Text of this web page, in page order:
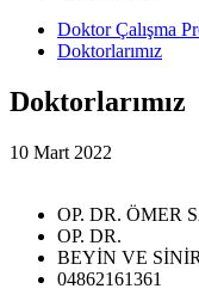
Doktor Çalışma
Doktorlarımız
Doktorlarımız
10 Mart 2022
OP. DR. ÖMER
OP. DR.
BEYİN VE
04862161361